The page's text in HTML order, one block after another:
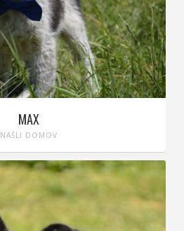
MAX
NAŠLI DOMOV